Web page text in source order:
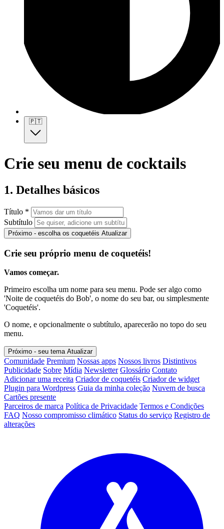
🇵🇹
Crie seu menu de cocktails
1. Detalhes básicos
Título *
Subtítulo
Próximo - escolha os coquetéis Atualizar
Crie seu próprio menu de coquetéis!
Vamos começar.
Primeiro escolha um nome para seu menu. Pode ser algo como
'Noite de coquetéis do Bob', o nome do seu bar, ou simplesmente
'Coquetéis'.
O nome, e opcionalmente o subtítulo, aparecerão no topo do seu
menu.
Próximo - seu tema Atualizar
Comunidade Premium Nossas apps Nossos livros Distintivos
Publicidade Sobre Mídia Newsletter Glossário Contato
Adicionar uma receita Criador de coquetéis Criador de widget
Plugin para Wordpress Guia da minha coleção Nuvem de busca
Cartões presente
Parceiros de marca Política de Privacidade Termos e Condições
FAQ Nosso compromisso climático Status do serviço Registro de
alterações